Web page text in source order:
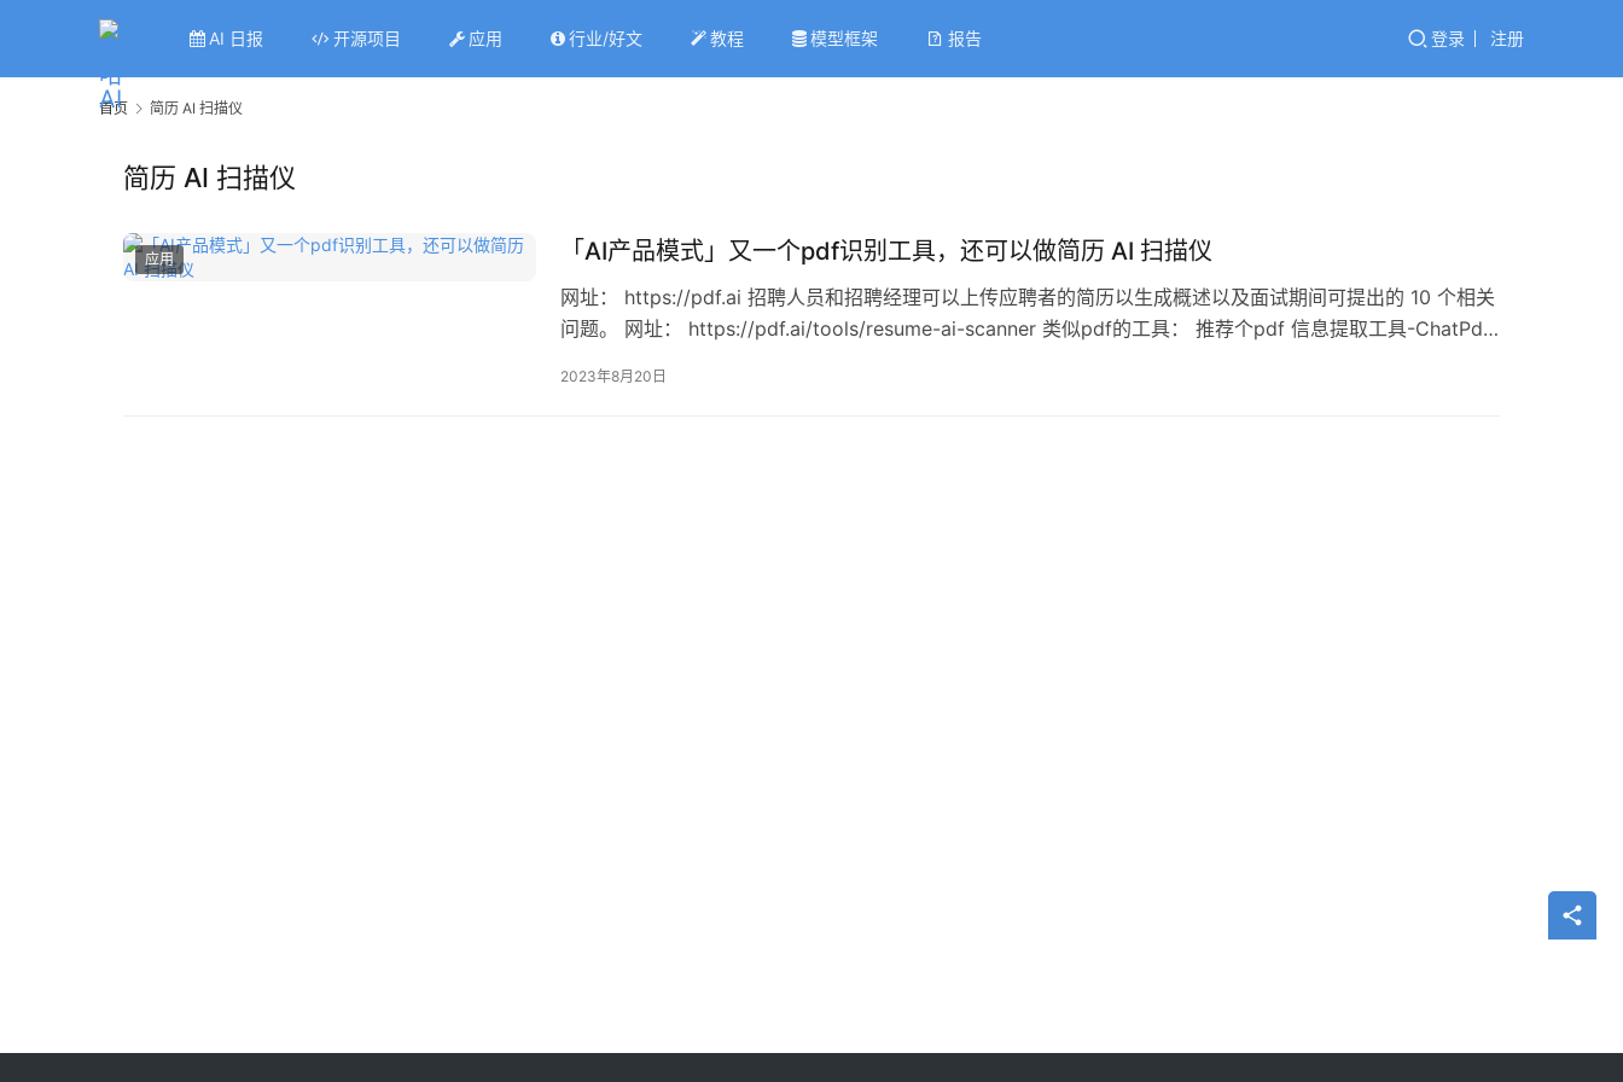
AI 日报 开源项目 应用 行业/好文 教程 模型框架 报告 登录 注册
首页 简历 AI 扫描仪
简历 AI 扫描仪
应用 「AI产品模式」又一个pdf识别工具，还可以做简历 AI 扫描仪
网址： https://pdf.ai 招聘人员和招聘经理可以上传应聘者的简历以生成概述以及面试期间可提出的 10 个相关
问题。 网址： https://pdf.ai/tools/resume-ai-scanner 类似pdf的工具： 推荐个pdf 信息提取工具-ChatPdf
2023年8月20日